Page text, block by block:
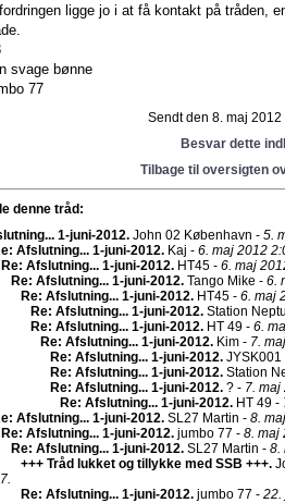
ligge jo i at få kontakt på tråden,
svage bønne
77
Sendt den 8. maj 2012
Besvar dette
Tilbage til oversigten
denne tråd:
1-juni-2012. John 02 København - 5.
Afslutning... 1-juni-2012. Kaj - 6. maj 2012
Re: Afslutning... 1-juni-2012. HT45 - 6. maj
Re: Afslutning... 1-juni-2012. Tango Mike - 6.
Re: Afslutning... 1-juni-2012. HT45 - 6. maj
Re: Afslutning... 1-juni-2012. Station
Re: Afslutning... 1-juni-2012. HT 49 - 6.
Re: Afslutning... 1-juni-2012. Kim - 7.
Re: Afslutning... 1-juni-2012.
Re: Afslutning... 1-juni-2012. Station
Re: Afslutning... 1-juni-2012. ? - 7. maj
Re: Afslutning... 1-juni-2012. HT 49 -
Afslutning... 1-juni-2012. SL27 Martin - 8.
Re: Afslutning... 1-juni-2012. jumbo 77 - 8. maj
Re: Afslutning... 1-juni-2012. SL27 Martin - 8.
+++ Tråd lukket og tillykke med SSB +++.
Re: Afslutning... 1-juni-2012. jumbo 77 - 22.